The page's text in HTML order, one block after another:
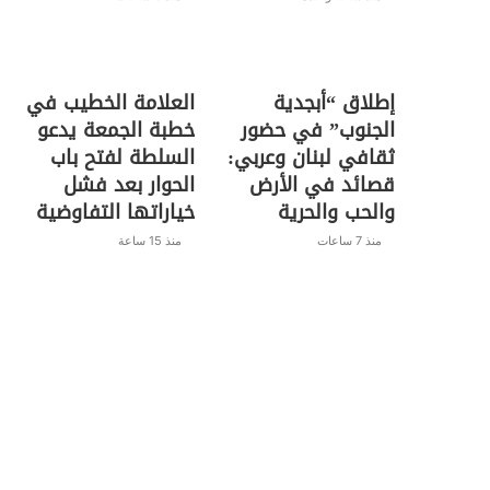
إطلاق “أبجدية
الجنوب” في حضور
ثقافي لبنان وعربي:
قصائد في الأرض
والحب والحرية
منذ 7 ساعات
العلامة الخطيب في
خطبة الجمعة يدعو
السلطة لفتح باب
الحوار بعد فشل
خياراتها التفاوضية
منذ 15 ساعة